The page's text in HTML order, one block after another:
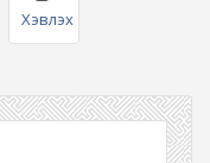
Хэвлэх